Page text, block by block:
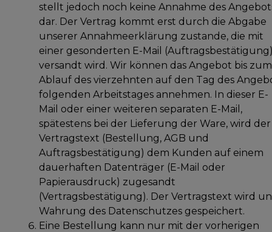
stellt jedoch noch keine Annahme des
dar. Der Vertrag kommt erst durch die Abgabe
unserer Annahmeerklärung zustande, die mit
einer gesonderten E-Mail
versandt wird. Wir können das Angebot bis zum
Ablauf des vierzehnten auf den Tag des
folgenden Arbeitstages annehmen. In dieser E-
Mail oder einer weiteren separaten E-Mail,
spätestens bei der Lieferung der Ware, wird der
Vertragstext (Bestellung, AGB und
Auftragsbestätigung) dem Kunden auf einem
dauerhaften Datenträger (E-Mail oder
Papierausdruck) zugesandt
(Vertragsbestätigung). Der Vertragstext wird
Wahrung des Datenschutzes gespeichert.
Eine Bestellung kann nur mit der vorherigen